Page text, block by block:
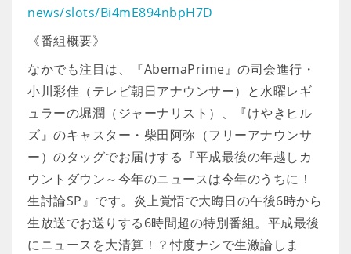
news/slots/Bi4mE894nbpH7D
《番組概要》
なかでも注目は、『AbemaPrime』の司会進行・
小川彩佳（テレビ朝日アナウンサー）と水曜レギ
ュラーの堀潤（ジャーナリスト）、『けやきヒル
ズ』のキャスター・柴田阿弥（フリーアナウンサ
ー）のタッグでお届けする『平成最後の年越しカ
ウントダウン～今年のニュースは今年のうちに！
生討論SP』です。炎上覚悟で大晦日の午後6時から
生放送でお送りする6時間超の特別番組。平成最後
にニュースを大清算！？忖度ナシで生激論しま